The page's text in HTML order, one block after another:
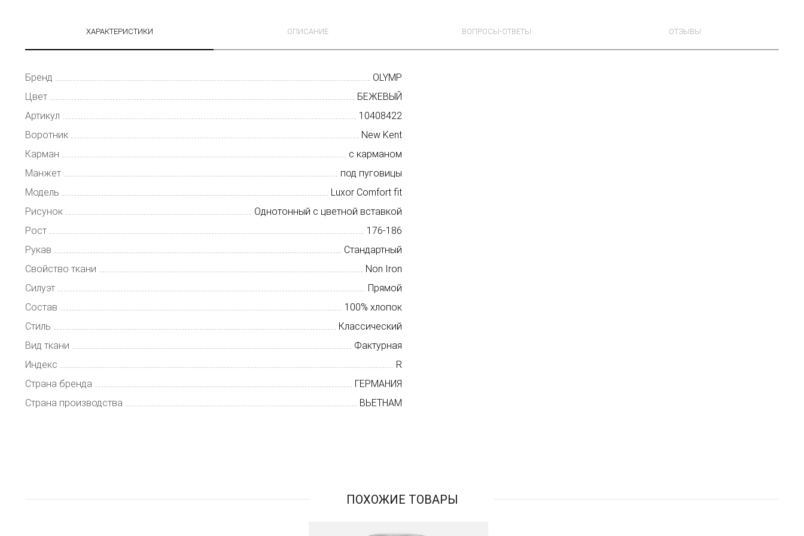
ХАРАКТЕРИСТИКИ ОПИСАНИЕ ВОПРОСЫ-ОТВЕТЫ ОТЗЫВЫ
Бренд
OLYMP
Цвет
БЕЖЕВЫЙ
Артикул
10408422
Воротник
New Kent
Карман
с карманом
Манжет
под пуговицы
Модель
Luxor Comfort fit
Рисунок
Однотонный с цветной вставкой
Рост
176-186
Рукав
Стандартный
Свойство ткани
Non Iron
Силуэт
Прямой
Состав
100% хлопок
Стиль
Классический
Вид ткани
Фактурная
Индекс
R
Страна бренда
ГЕРМАНИЯ
Страна производства
ВЬЕТНАМ
ПОХОЖИЕ ТОВАРЫ